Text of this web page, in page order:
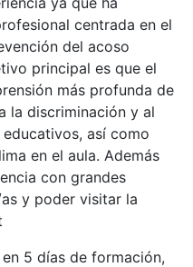
centrada en el
del acoso
principal es que el
más profunda de
la discriminación y al
así como
en el aula. Además
con grandes
y poder visitar la
5 días de formación,